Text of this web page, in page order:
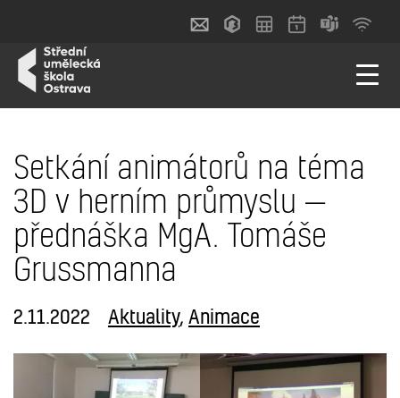
Setkání animátorů na téma
3D v herním průmyslu —
přednáška MgA. Tomáše
Grussmanna
2.11.2022 Aktuality, Animace